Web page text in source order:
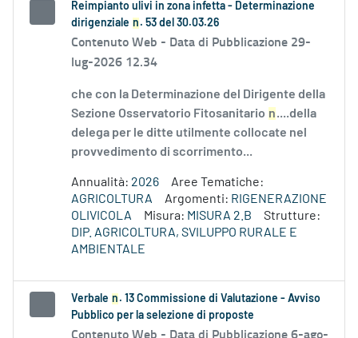
Reimpianto ulivi in zona infetta - Determinazione
dirigenziale n . 53 del 30.03.26
Contenuto Web - Data di Pubblicazione 29-
lug-2026 12.34
che con la Determinazione del Dirigente della
Sezione Osservatorio Fitosanitario n....della
delega per le ditte utilmente collocate nel
provvedimento di scorrimento...
Annualità: 2026
Aree Tematiche:
AGRICOLTURA
Argomenti: RIGENERAZIONE
OLIVICOLA
Misura: MISURA 2.B
Strutture:
DIP. AGRICOLTURA, SVILUPPO RURALE E
AMBIENTALE
Verbale n . 13 Commissione di Valutazione - Avviso
Pubblico per la selezione di proposte
Contenuto Web - Data di Pubblicazione 6-ago-